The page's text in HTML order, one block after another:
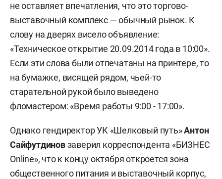
не оставляет впечатления, что это торгово-
выставочный комплекс — обычный рынок. К
слову на дверях висело объявление:
«Техническое открытие 20.09.2014 года в 10:00».
Если эти слова были отпечатаны на принтере, то
на бумажке, висящей рядом, чьей-то
старательной рукой было выведено
фломастером: «Время работы 9:00 - 17:00».
Однако гендиректор УК «Шелковый путь»Антон
Сайфутдиновзаверил корреспондента «БИЗНЕС
Online», что к концу октября откроется зона
общественного питания и выставочный корпус,